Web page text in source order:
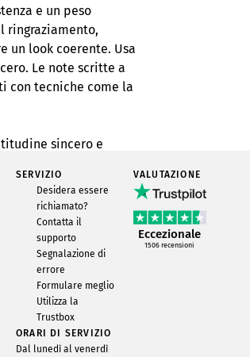
e un peso
ringraziamento,
un look coerente. Usa
Le note scritte a
con tecniche come la
sincero e
il loro supporto
matrimoni,
i design
Non esitare a
SERVIZIO
Desidera essere
richiamato?
Contatta il
supporto
Segnalazione di
errore
Formulare meglio
Utilizza la
Trustbox
ORARI DI SERVIZIO
Dal lunedì al venerdì
VALUTAZIONE
Eccezionale
1506 recensioni